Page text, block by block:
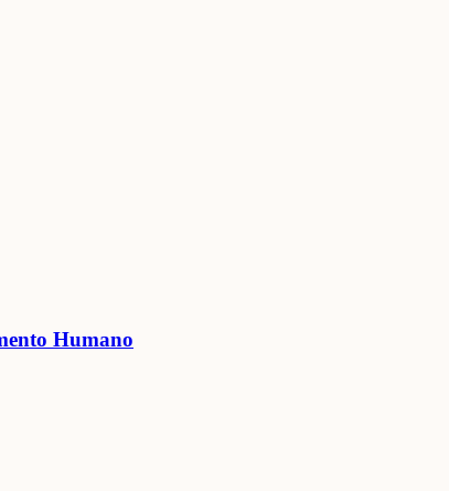
Humano